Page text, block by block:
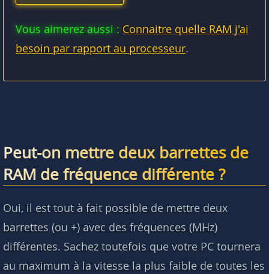
Vous aimerez aussi : Connaitre quelle RAM j'ai
besoin par rapport au processeur.
Peut-on mettre deux barrettes de
RAM de fréquence différente ?
Oui, il est tout à fait possible de mettre deux
barrettes (ou +) avec des fréquences (MHz)
différentes. Sachez toutefois que votre PC tournera
au maximum à la vitesse la plus faible de toutes les